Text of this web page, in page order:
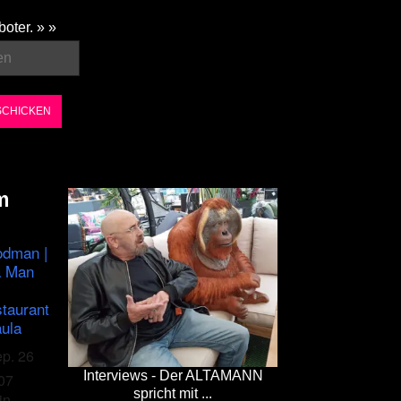
» »
|
Man
26
Interviews - Der ALTAMANN
spricht mit ...